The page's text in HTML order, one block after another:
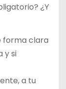
¿Y
forma clara
y si
a tu